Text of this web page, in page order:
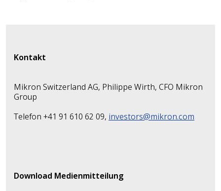
Kontakt
Mikron Switzerland AG, Philippe Wirth, CFO Mikron
Group
Telefon +41 91 610 62 09, investors@mikron.com
Download Medienmitteilung